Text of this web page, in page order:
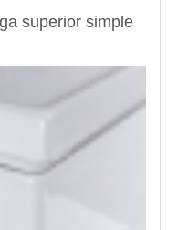
superior simple